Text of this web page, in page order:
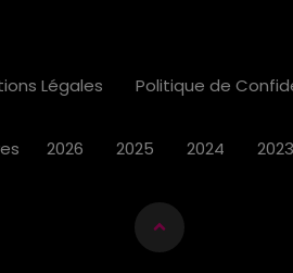
Légales Politique de
2026 2025 2024 2023